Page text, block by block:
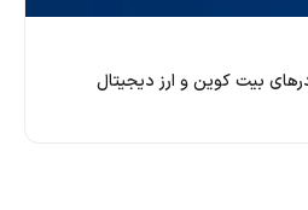
بیت کوین و ارز دیجیتال